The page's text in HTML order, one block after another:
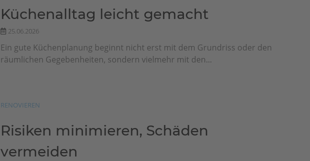
Küchenalltag leicht gemacht
25.06.2026
Ein gute Küchenplanung beginnt nicht erst mit dem Grundriss oder den
räumlichen Gegebenheiten, sondern vielmehr mit den...
RENOVIEREN
Risiken minimieren, Schäden
vermeiden